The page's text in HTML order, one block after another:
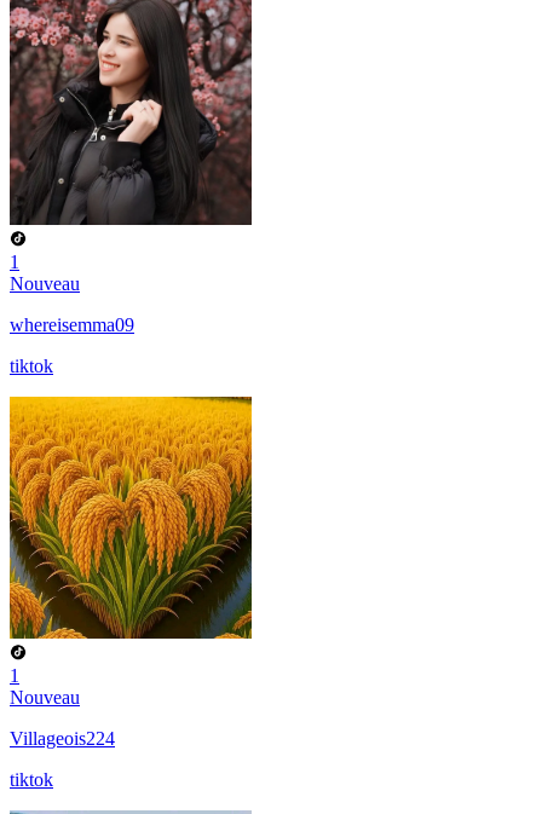
1
Nouveau
whereisemma09
tiktok
1
Nouveau
Villageois224
tiktok